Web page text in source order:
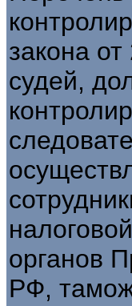
закона
судей,
органов
РФ,